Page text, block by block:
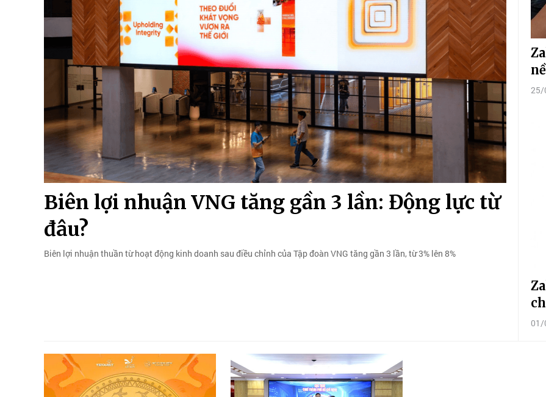
Biên lợi nhuận VNG tăng gần 3 lần: Động lực từ
đâu?
Biên lợi nhuận thuần từ hoạt động kinh doanh sau điều chỉnh của Tập đoàn VNG tăng gần 3 lần, từ 3% lên 8%
25/
01/